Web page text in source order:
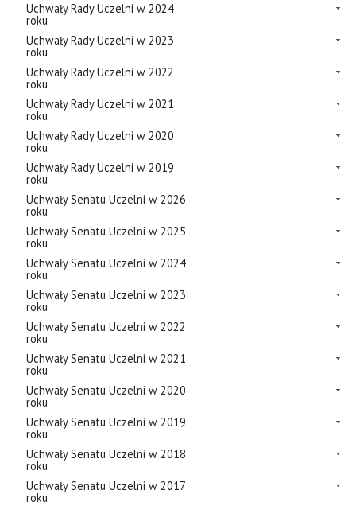
Uchwały Rady Uczelni w 2024
roku
Uchwały Rady Uczelni w 2023
roku
Uchwały Rady Uczelni w 2022
roku
Uchwały Rady Uczelni w 2021
roku
Uchwały Rady Uczelni w 2020
roku
Uchwały Rady Uczelni w 2019
roku
Uchwały Senatu Uczelni w 2026
roku
Uchwały Senatu Uczelni w 2025
roku
Uchwały Senatu Uczelni w 2024
roku
Uchwały Senatu Uczelni w 2023
roku
Uchwały Senatu Uczelni w 2022
roku
Uchwały Senatu Uczelni w 2021
roku
Uchwały Senatu Uczelni w 2020
roku
Uchwały Senatu Uczelni w 2019
roku
Uchwały Senatu Uczelni w 2018
roku
Uchwały Senatu Uczelni w 2017
roku